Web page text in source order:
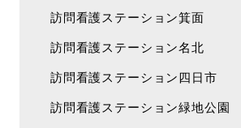
訪問看護ステーション箕面
訪問看護ステーション名北
訪問看護ステーション四日市
訪問看護ステーション緑地公園